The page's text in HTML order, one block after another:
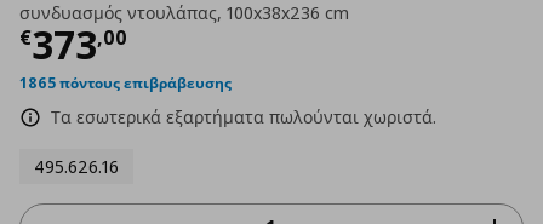
συνδυασμός ντουλάπας, 100x38x236 cm
€373,00
Τρέχουσα τιμή
1865 πόντους επιβράβευσης
Τα εσωτερικά εξαρτήματα πωλούνται χωριστά.
495.626.16